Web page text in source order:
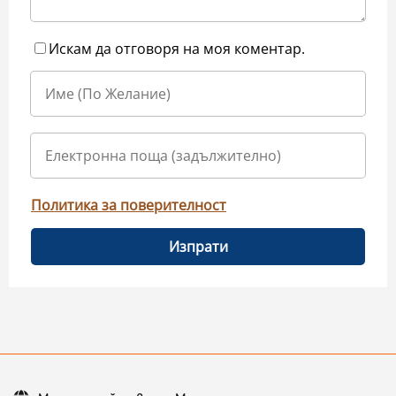
Искам да отговоря на моя коментар.
Политика за поверителност
Изпрати